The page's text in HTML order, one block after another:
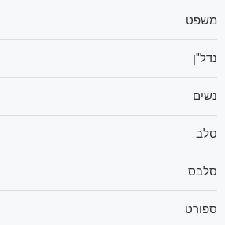
משפט
נדל"ן
נשים
סלב
סלבס
ספורט